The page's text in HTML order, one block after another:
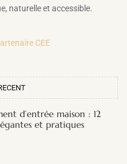
naturelle et accessible.
CEE
d’entrée maison : 12
et pratiques